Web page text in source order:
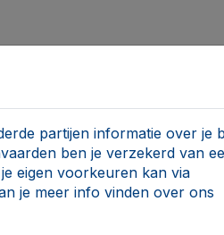
partijen informatie over je
ben je verzekerd van
eigen voorkeuren kan via
je meer info vinden over ons